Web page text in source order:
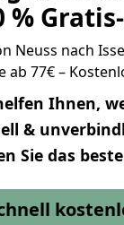
%
Neuss nach
ab 77€ –
Ihnen,
&
Sie das